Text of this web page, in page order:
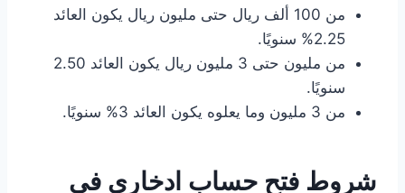
من 100 ألف ريال حتى مليون ريال يكون العائد
2.25% سنويًا.
من مليون حتى 3 مليون ريال يكون العائد 2.50
سنويًا.
من 3 مليون وما يعلوه يكون العائد 3% سنويًا.
شروط فتح حساب ادخاري في